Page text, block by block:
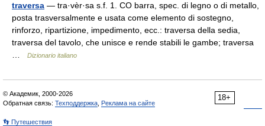
traversa — tra·vèr·sa s.f. 1. CO barra, spec. di legno o di metallo,
posta trasversalmente e usata come elemento di sostegno,
rinforzo, ripartizione, impedimento, ecc.: traversa della sedia,
traversa del tavolo, che unisce e rende stabili le gambe; traversa
Dizionario italiano
18+
© Академик, 2000-2026
Обратная связь: Техподдержка Реклама на сайте
👣 Путешествия